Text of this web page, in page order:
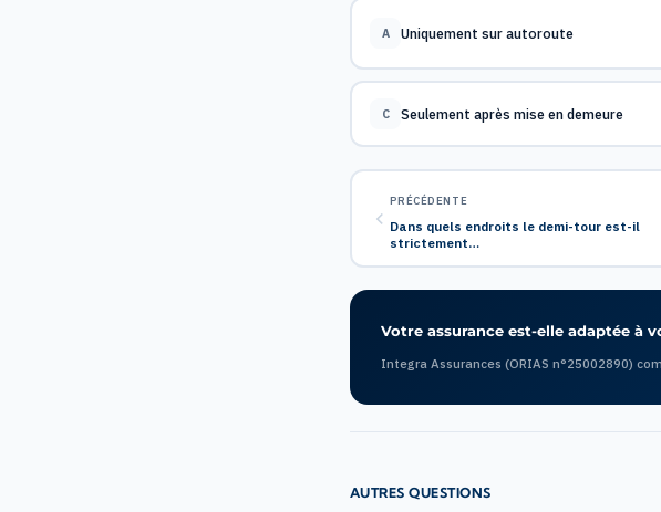
A Uniquement sur autoroute
C Seulement après mise en demeure
PRÉCÉDENTE
Dans quels endroits le demi-tour est-il
strictement…
Votre assurance est-elle adaptée à
Integra Assurances (ORIAS n°25002890)
AUTRES QUESTIONS